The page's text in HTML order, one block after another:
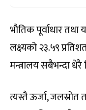
भौतिक पूर्वाधार तथा
लक्ष्यको २३.५९
मन्त्रालय सबैभन्दा
त्यस्तै ऊर्जा, जलस्रोत